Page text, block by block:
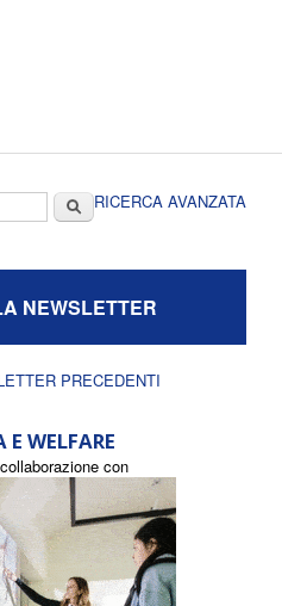
CercaRICERCA AVANZATA
NEWSLETTER
PRECEDENTI
E WELFARE
con